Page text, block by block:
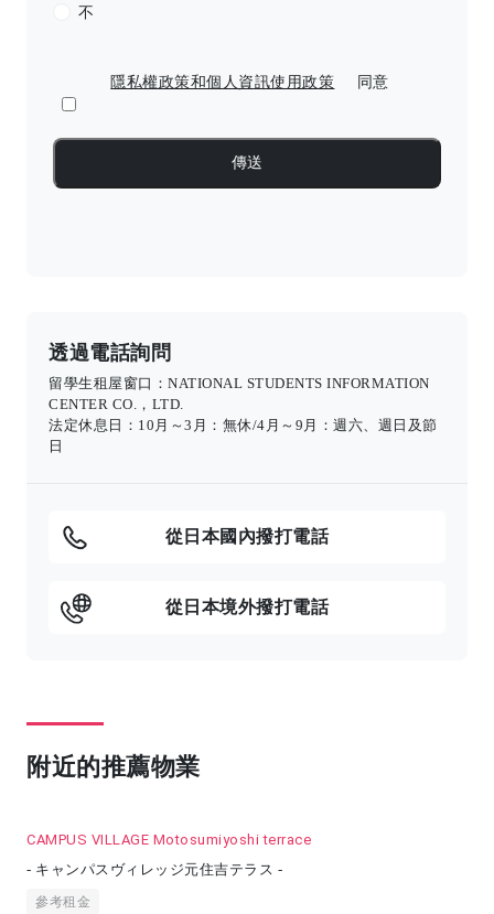
不
隱私權政策和個人資訊使用政策 同意
透過電話詢問
留學生租屋窗口：NATIONAL STUDENTS INFORMATION
CENTER CO.，LTD.
法定休息日：10月～3月：無休/4月～9月：週六、週日及節
日
從日本國內撥打電話
從日本境外撥打電話
附近的推薦物業
CAMPUS VILLAGE Motosumiyoshi terrace
- キャンパスヴィレッジ元住吉テラス -
參考租金